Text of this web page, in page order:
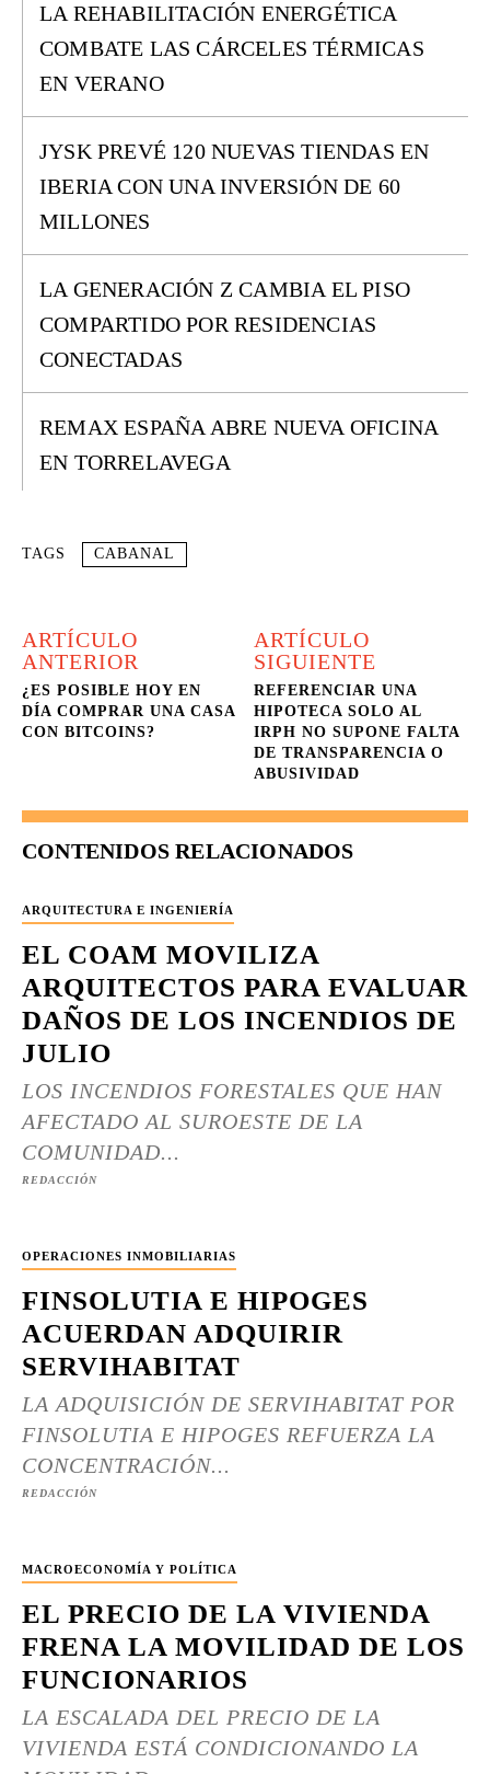
LA REHABILITACIÓN ENERGÉTICA
COMBATE LAS CÁRCELES TÉRMICAS
EN VERANO
JYSK PREVÉ 120 NUEVAS TIENDAS EN
IBERIA CON UNA INVERSIÓN DE 60
MILLONES
LA GENERACIÓN Z CAMBIA EL PISO
COMPARTIDO POR RESIDENCIAS
CONECTADAS
REMAX ESPAÑA ABRE NUEVA OFICINA
EN TORRELAVEGA
TAGS CABANAL
ARTÍCULO
ANTERIOR
¿ES POSIBLE HOY EN
DÍA COMPRAR UNA CASA
CON BITCOINS?
ARTÍCULO
SIGUIENTE
REFERENCIAR UNA
HIPOTECA SOLO AL
IRPH NO SUPONE FALTA
DE TRANSPARENCIA O
ABUSIVIDAD
CONTENIDOS RELACIONADOS
ARQUITECTURA E INGENIERÍA
EL COAM MOVILIZA
ARQUITECTOS PARA EVALUAR
DAÑOS DE LOS INCENDIOS DE
JULIO
LOS INCENDIOS FORESTALES QUE HAN
AFECTADO AL SUROESTE DE LA
COMUNIDAD...
REDACCIÓN
OPERACIONES INMOBILIARIAS
FINSOLUTIA E HIPOGES
ACUERDAN ADQUIRIR
SERVIHABITAT
LA ADQUISICIÓN DE SERVIHABITAT POR
FINSOLUTIA E HIPOGES REFUERZA LA
CONCENTRACIÓN...
REDACCIÓN
MACROECONOMÍA Y POLÍTICA
EL PRECIO DE LA VIVIENDA
FRENA LA MOVILIDAD DE LOS
FUNCIONARIOS
LA ESCALADA DEL PRECIO DE LA
VIVIENDA ESTÁ CONDICIONANDO LA